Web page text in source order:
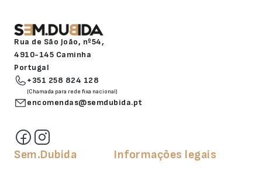
Rua de São João, nº54,
4910-145 Caminha
Portugal
+351 258 824 128
(Chamada para rede fixa nacional)
encomendas@semdubida.pt
Sem.Dubida Informações legais